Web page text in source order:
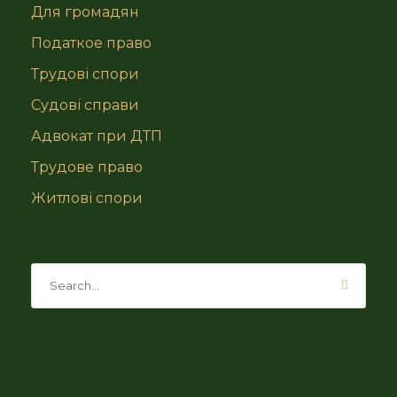
Для громадян
Податкое право
Трудові спори
Судові справи
Адвокат при ДТП
Трудове право
Житлові спори